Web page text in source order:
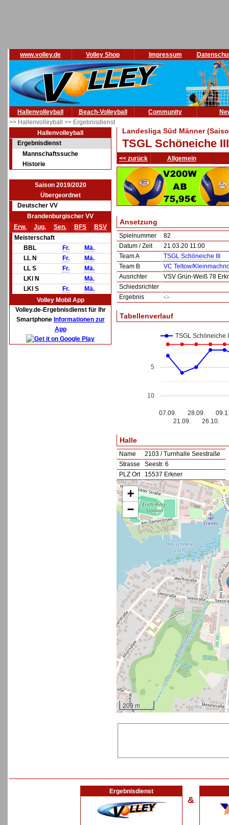
www.volley.de Volley Shop Impressum
Hallenvolleyball Beach-Volleyball Community
>> Hallenvolleyball >> Ergebnisdienst
Hallenvolleyball
Ergebnisdienst
Mannschaftssuche
Historie
Saison 2019/2020
Übergeordnet
Deutscher VV
Brandenburgischer VV
Erw.
Jug. Sen. BFS
BSV
Meisterschaft
BBL
Fr.
Mä.
LL N
Fr.
Mä.
LL S
Fr.
Mä.
LKl N
Mä.
LKl S
Fr.
Mä.
Volley Mobil App
Volley.de-Ergebnisdienst für Ihr
Smartphone Informationen zur
App
Landesliga Süd Männer
TSGL Schöneiche
<< zurück Allgemein
Ansetzung
Spielnummer
82
Datum / Zeit
21.03.20 11:00
Team A
TSGL Schöneiche III
Team B
VC Teltow/
Ausrichter
VSV Grün-Weiß 78
Schiedsrichter
Ergebnis
-:-
Tabellenverlauf
TSGL Schöneiche
07.09.
21.09.
28.09.
26.10.
5
10
Halle
Name
2103 / Turnhalle Seestraße
Strasse
Seestr. 6
PLZ Ort
15537 Erkner
+
−
200 m
Ergebnisdienst
&